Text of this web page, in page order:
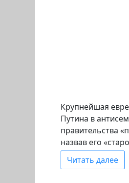
Крупнейшая
Путина в
правительства
назвав его
Читать далее